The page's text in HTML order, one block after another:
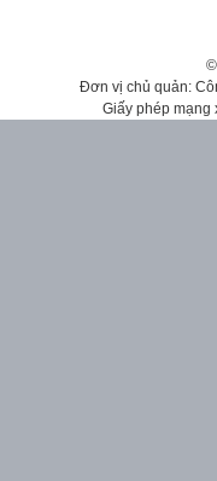
Đơn vị chủ quản:
Giấy phép mạng